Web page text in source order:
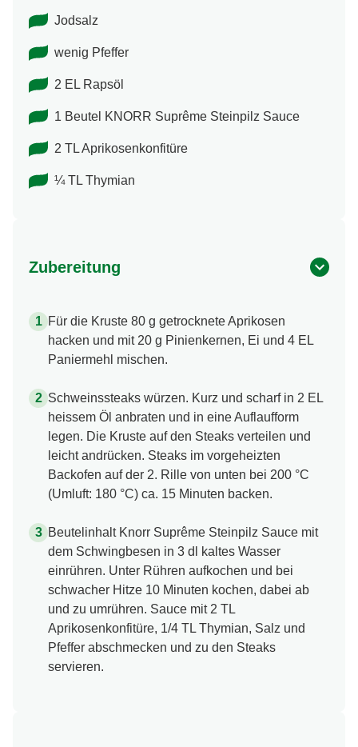
Jodsalz
wenig Pfeffer
2 EL Rapsöl
1 Beutel KNORR Suprême Steinpilz Sauce
2 TL Aprikosenkonfitüre
¼ TL Thymian
Zubereitung
Für die Kruste 80 g getrocknete Aprikosen
hacken und mit 20 g Pinienkernen, Ei und 4 EL
Paniermehl mischen.
Schweinssteaks würzen. Kurz und scharf in 2 EL
heissem Öl anbraten und in eine Auflaufform
legen. Die Kruste auf den Steaks verteilen und
leicht andrücken. Steaks im vorgeheizten
Backofen auf der 2. Rille von unten bei 200 °C
(Umluft: 180 °C) ca. 15 Minuten backen.
Beutelinhalt Knorr Suprême Steinpilz Sauce mit
dem Schwingbesen in 3 dl kaltes Wasser
einrühren. Unter Rühren aufkochen und bei
schwacher Hitze 10 Minuten kochen, dabei ab
und zu umrühren. Sauce mit 2 TL
Aprikosenkonfitüre, 1/4 TL Thymian, Salz und
Pfeffer abschmecken und zu den Steaks
servieren.